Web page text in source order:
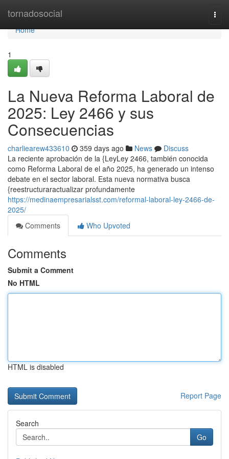
tornadosocial
Home
Home
1
La Nueva Reforma Laboral de
2025: Ley 2466 y sus
Consecuencias
charliearew433610 359 days ago News
Discuss
La reciente aprobación de la {LeyLey 2466, también conocida
como Reforma Laboral de el año 2025, ha generado un intenso
debate en el sector laboral. Esta nueva normativa busca
{reestructuraractualizar profundamente
https://medinaempresarialsst.com/reformal-laboral-ley-2466-de-
2025/
Comments
Who Upvoted
Comments
Submit a Comment
No HTML
HTML is disabled
Report Page
Search
Go